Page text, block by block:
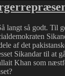
i
Take
117
langt så godt. Til
af det
Sikandar til at
Khan som